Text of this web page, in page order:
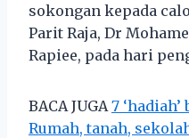
sokongan kepada
Parit Raja, Dr
Rapiee, pada hari
BACA JUGA 7
Rumah, tanah,